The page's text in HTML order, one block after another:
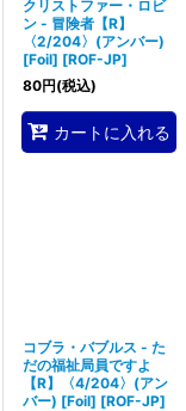
クリストファー・ロビ
ン - 冒険者【R】
〈2/204〉(アンバー)
[Foil] [ROF-JP]
80円(税込)
カートに入れる
コブラ・バブルス - た
だの福祉局員ですよ
【R】〈4/204〉(アン
バー) [Foil] [ROF-JP]